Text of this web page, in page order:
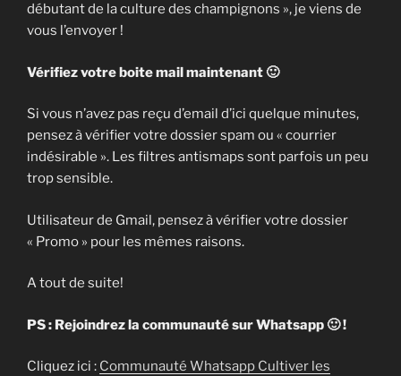
débutant de la culture des champignons », je viens de
vous l’envoyer !
Vérifiez votre boite mail maintenant 🙂
Si vous n’avez pas reçu d’email d’ici quelque minutes,
pensez à vérifier votre dossier spam ou « courrier
indésirable ». Les filtres antismaps sont parfois un peu
trop sensible.
Utilisateur de Gmail, pensez à vérifier votre dossier
« Promo » pour les mêmes raisons.
A tout de suite!
PS : Rejoindrez la communauté sur Whatsapp 🙂 !
Cliquez ici : Communauté Whatsapp Cultiver les